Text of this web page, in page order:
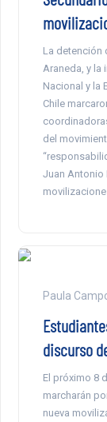
La detención
Araneda, y la
Nacional y la
Chile
del
Juan Antonio
Paula
discurso
El próximo 8
marcharán
nueva